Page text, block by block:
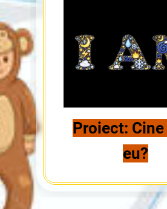
Proiect:
eu?